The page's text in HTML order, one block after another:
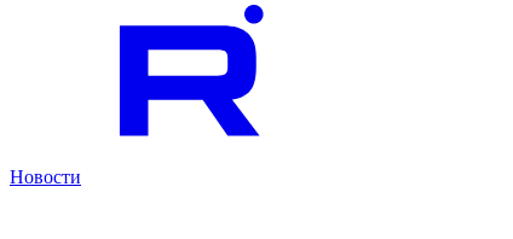
Новости